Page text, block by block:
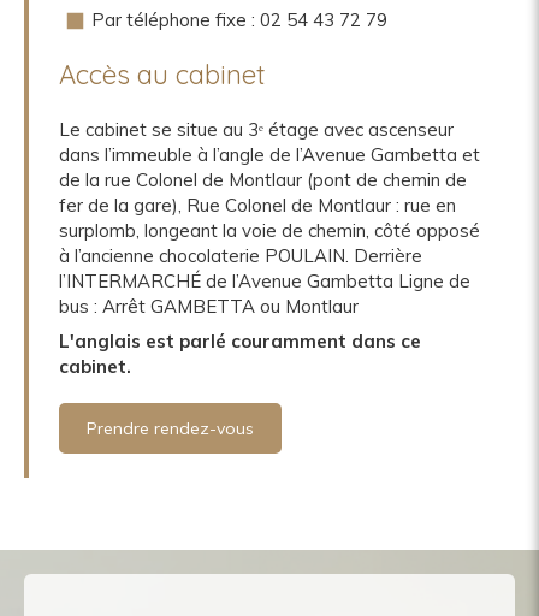
Par téléphone fixe : 02 54 43 72 79
Accès au cabinet
Le cabinet se situe au 3ᵉ étage avec ascenseur
dans l’immeuble à l’angle de l’Avenue Gambetta et
de la rue Colonel de Montlaur (pont de chemin de
fer de la gare), Rue Colonel de Montlaur : rue en
surplomb, longeant la voie de chemin, côté opposé
à l’ancienne chocolaterie POULAIN. Derrière
l’INTERMARCHÉ de l’Avenue Gambetta Ligne de
bus : Arrêt GAMBETTA ou Montlaur
L'anglais est parlé couramment dans ce
cabinet.
Prendre rendez-vous